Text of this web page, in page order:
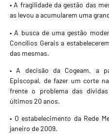
• A fragilidade da gestão das
as levou a acumularem uma
• A busca de uma gestão
Concílios Gerais a
das mesmas.
• A decisão da Cogeam, a
Episcopal, de fazer um corte
frente o problema das
últimos 20 anos.
• O estabelecimento da Rede
janeiro de 2009.